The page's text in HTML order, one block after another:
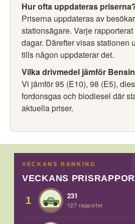
Hur ofta uppdateras
Priserna uppdateras av
stationsägare. Varje
dagar. Därefter visas stationen
tills någon uppdaterar det.
Vilka drivmedel jämför
Vi jämför 95 (E10), 98 (E5),
fordonsgas och biodiesel där
aktuella priser.
VECKANS RANKING
VECKANS
1 231
127 rapporter